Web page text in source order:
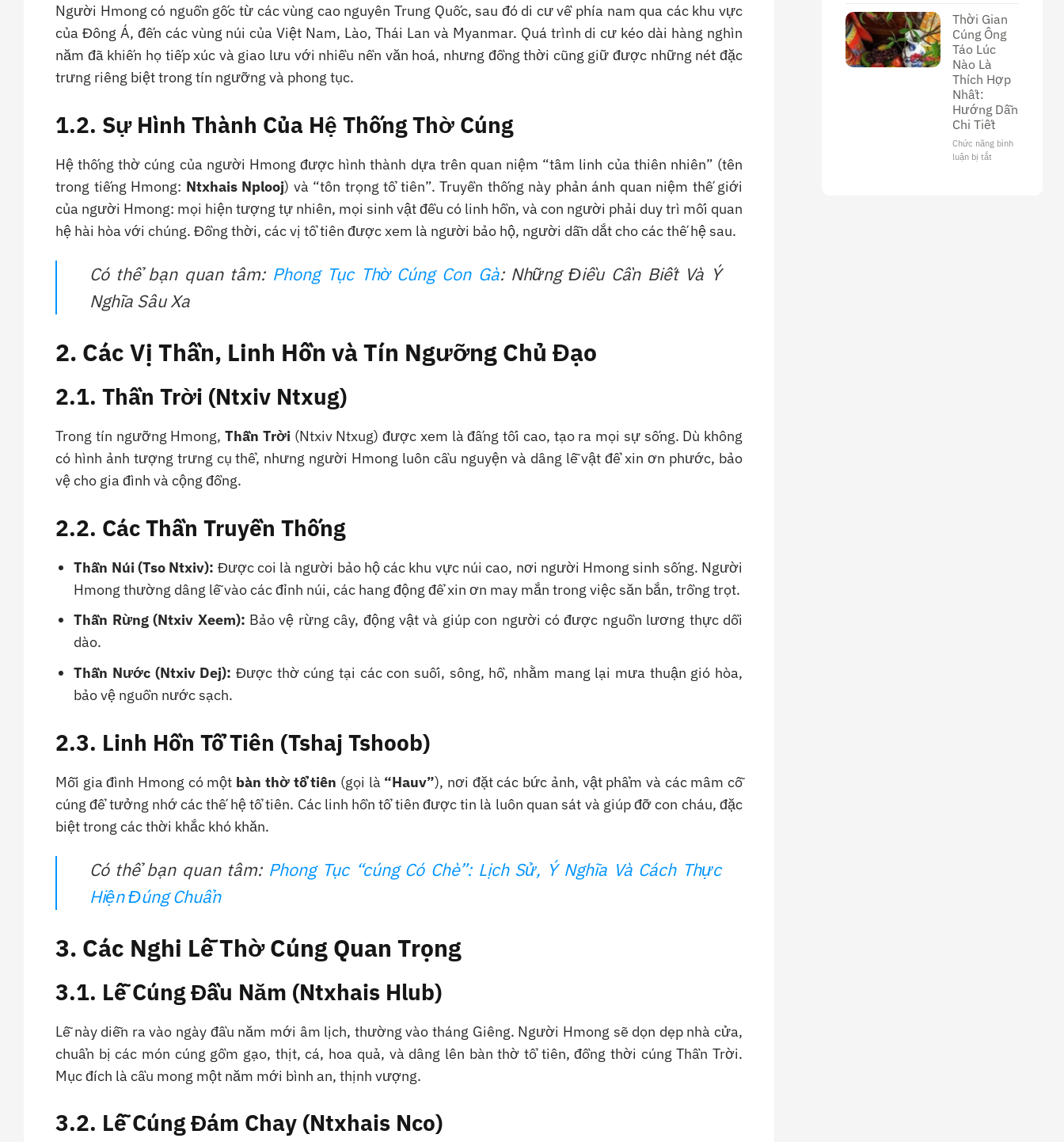
Người Hmong có nguồn gốc từ các vùng cao nguyên Trung Quốc, sau đó di cư về phía nam qua các khu vực
của Đông Á, đến các vùng núi của Việt Nam, Lào, Thái Lan và Myanmar. Quá trình di cư kéo dài hàng nghìn
năm đã khiến họ tiếp xúc và giao lưu với nhiều nền văn hoá, nhưng đồng thời cũng giữ được những nét đặc
trưng riêng biệt trong tín ngưỡng và phong tục.
1.2. Sự Hình Thành Của Hệ Thống Thờ Cúng
Hệ thống thờ cúng của người Hmong được hình thành dựa trên quan niệm “tâm linh của thiên nhiên” (tên
trong tiếng Hmong: Ntxhais Nplooj) và “tôn trọng tổ tiên”. Truyền thống này phản ánh quan niệm thế giới
của người Hmong: mọi hiện tượng tự nhiên, mọi sinh vật đều có linh hồn, và con người phải duy trì mối quan
hệ hài hòa với chúng. Đồng thời, các vị tổ tiên được xem là người bảo hộ, người dẫn dắt cho các thế hệ sau.
Có thể bạn quan tâm: Phong Tục Thờ Cúng Con Gà: Những Điều Cần Biết Và Ý
Nghĩa Sâu Xa
2. Các Vị Thần, Linh Hồn và Tín Ngưỡng Chủ Đạo
2.1. Thần Trời (Ntxiv Ntxug)
Trong tín ngưỡng Hmong, Thần Trời (Ntxiv Ntxug) được xem là đấng tối cao, tạo ra mọi sự sống. Dù không
có hình ảnh tượng trưng cụ thể, nhưng người Hmong luôn cầu nguyện và dâng lễ vật để xin ơn phước, bảo
vệ cho gia đình và cộng đồng.
2.2. Các Thần Truyền Thống
Thần Núi (Tso Ntxiv): Được coi là người bảo hộ các khu vực núi cao, nơi người Hmong sinh sống. Người
Hmong thường dâng lễ vào các đỉnh núi, các hang động để xin ơn may mắn trong việc săn bắn, trồng trọt.
Thần Rừng (Ntxiv Xeem): Bảo vệ rừng cây, động vật và giúp con người có được nguồn lương thực dồi
dào.
Thần Nước (Ntxiv Dej): Được thờ cúng tại các con suối, sông, hồ, nhằm mang lại mưa thuận gió hòa,
bảo vệ nguồn nước sạch.
2.3. Linh Hồn Tổ Tiên (Tshaj Tshoob)
Mỗi gia đình Hmong có một bàn thờ tổ tiên (gọi là “Hauv”), nơi đặt các bức ảnh, vật phẩm và các mâm cỗ
cúng để tưởng nhớ các thế hệ tổ tiên. Các linh hồn tổ tiên được tin là luôn quan sát và giúp đỡ con cháu, đặc
biệt trong các thời khắc khó khăn.
Có thể bạn quan tâm: Phong Tục “cúng Có Chè”: Lịch Sử, Ý Nghĩa Và Cách Thực
Hiện Đúng Chuẩn
3. Các Nghi Lễ Thờ Cúng Quan Trọng
3.1. Lễ Cúng Đầu Năm (Ntxhais Hlub)
Lễ này diễn ra vào ngày đầu năm mới âm lịch, thường vào tháng Giêng. Người Hmong sẽ dọn dẹp nhà cửa,
chuẩn bị các món cúng gồm gạo, thịt, cá, hoa quả, và dâng lên bàn thờ tổ tiên, đồng thời cúng Thần Trời.
Mục đích là cầu mong một năm mới bình an, thịnh vượng.
3.2. Lễ Cúng Đám Chay (Ntxhais Nco)
Trong
Tôn
Giáo
Gian
Ông
Công
22
Lịch
Sử
Cách
Thời Gian
Cúng Ông
Táo Lúc
Nào Là
Thích Hợp
Nhất:
Hướng Dẫn
Chi Tiết
Chức năng bình
luận bị tắt